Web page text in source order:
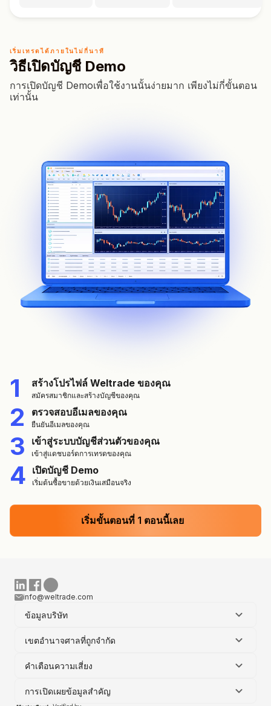
เริ่มเทรดได้ภายในไม่กี่นาที
วิธีเปิดบัญชี Demo
การเปิดบัญชี Demoเพื่อใช้งานนั้นง่ายมาก เพียงไม่กี่ขั้นตอน
เท่านั้น
1 สร้างโปรไฟล์ Weltrade ของคุณ
สมัครสมาชิกและสร้างบัญชีของคุณ
2 ตรวจสอบอีเมลของคุณ
ยืนยันอีเมลของคุณ
3 เข้าสู่ระบบบัญชีส่วนตัวของคุณ
เข้าสู่แดชบอร์ดการเทรดของคุณ
4 เปิดบัญชี Demo
เริ่มต้นซื้อขายด้วยเงินเสมือนจริง
เริ่มขั้นตอนที่ 1 ตอนนี้เลย
ข้อมูลบริษัท
เขตอำนาจศาลที่ถูกจำกัด
คำเตือนความเสี่ยง
การเปิดเผยข้อมูลสำคัญ
info@weltrade.com